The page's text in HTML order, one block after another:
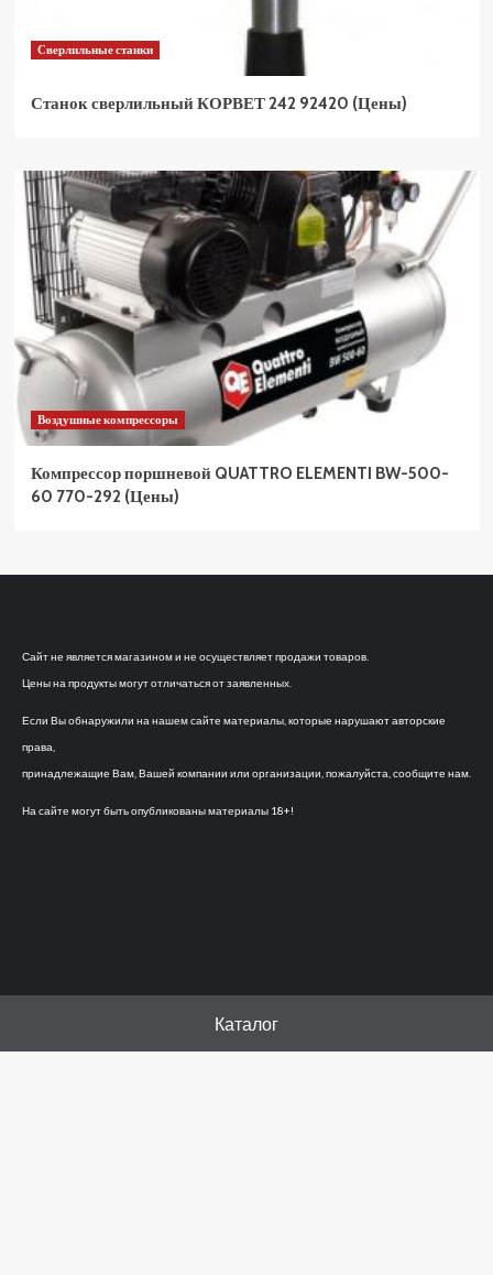
Сверлильные станки
Станок сверлильный КОРВЕТ 242 92420 (Цены)
Воздушные компрессоры
Компрессор поршневой QUATTRO ELEMENTI BW-500-
60 770-292 (Цены)
Сайт не является магазином и не осуществляет продажи товаров.
Цены на продукты могут отличаться от заявленных.
Если Вы обнаружили на нашем сайте материалы, которые нарушают авторские
права,
принадлежащие Вам, Вашей компании или организации, пожалуйста, сообщите нам.
На сайте могут быть опубликованы материалы 18+!
Каталог